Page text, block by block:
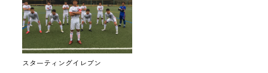
スターティングイレブン